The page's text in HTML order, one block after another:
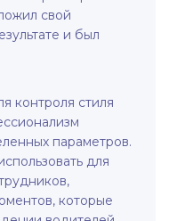
свой
и был
контроля стиля
параметров.
для
которые